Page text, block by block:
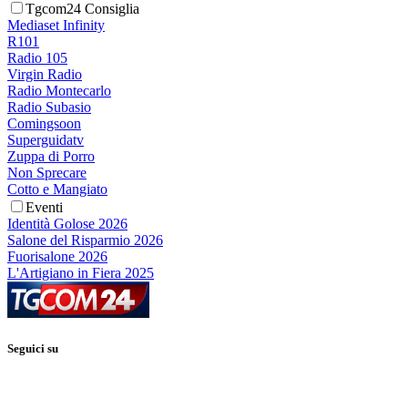
Tgcom24 Consiglia
Mediaset Infinity
R101
Radio 105
Virgin Radio
Radio Montecarlo
Radio Subasio
Comingsoon
Superguidatv
Zuppa di Porro
Non Sprecare
Cotto e Mangiato
Eventi
Identità Golose 2026
Salone del Risparmio 2026
Fuorisalone 2026
L'Artigiano in Fiera 2025
Seguici su